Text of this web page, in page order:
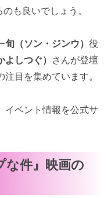
も良いでしょう。
旬（ソン・ジンウ） 役
しつぐ）
さんが登壇
目を集めています。
イベント情報を公式サ
な件』映画の